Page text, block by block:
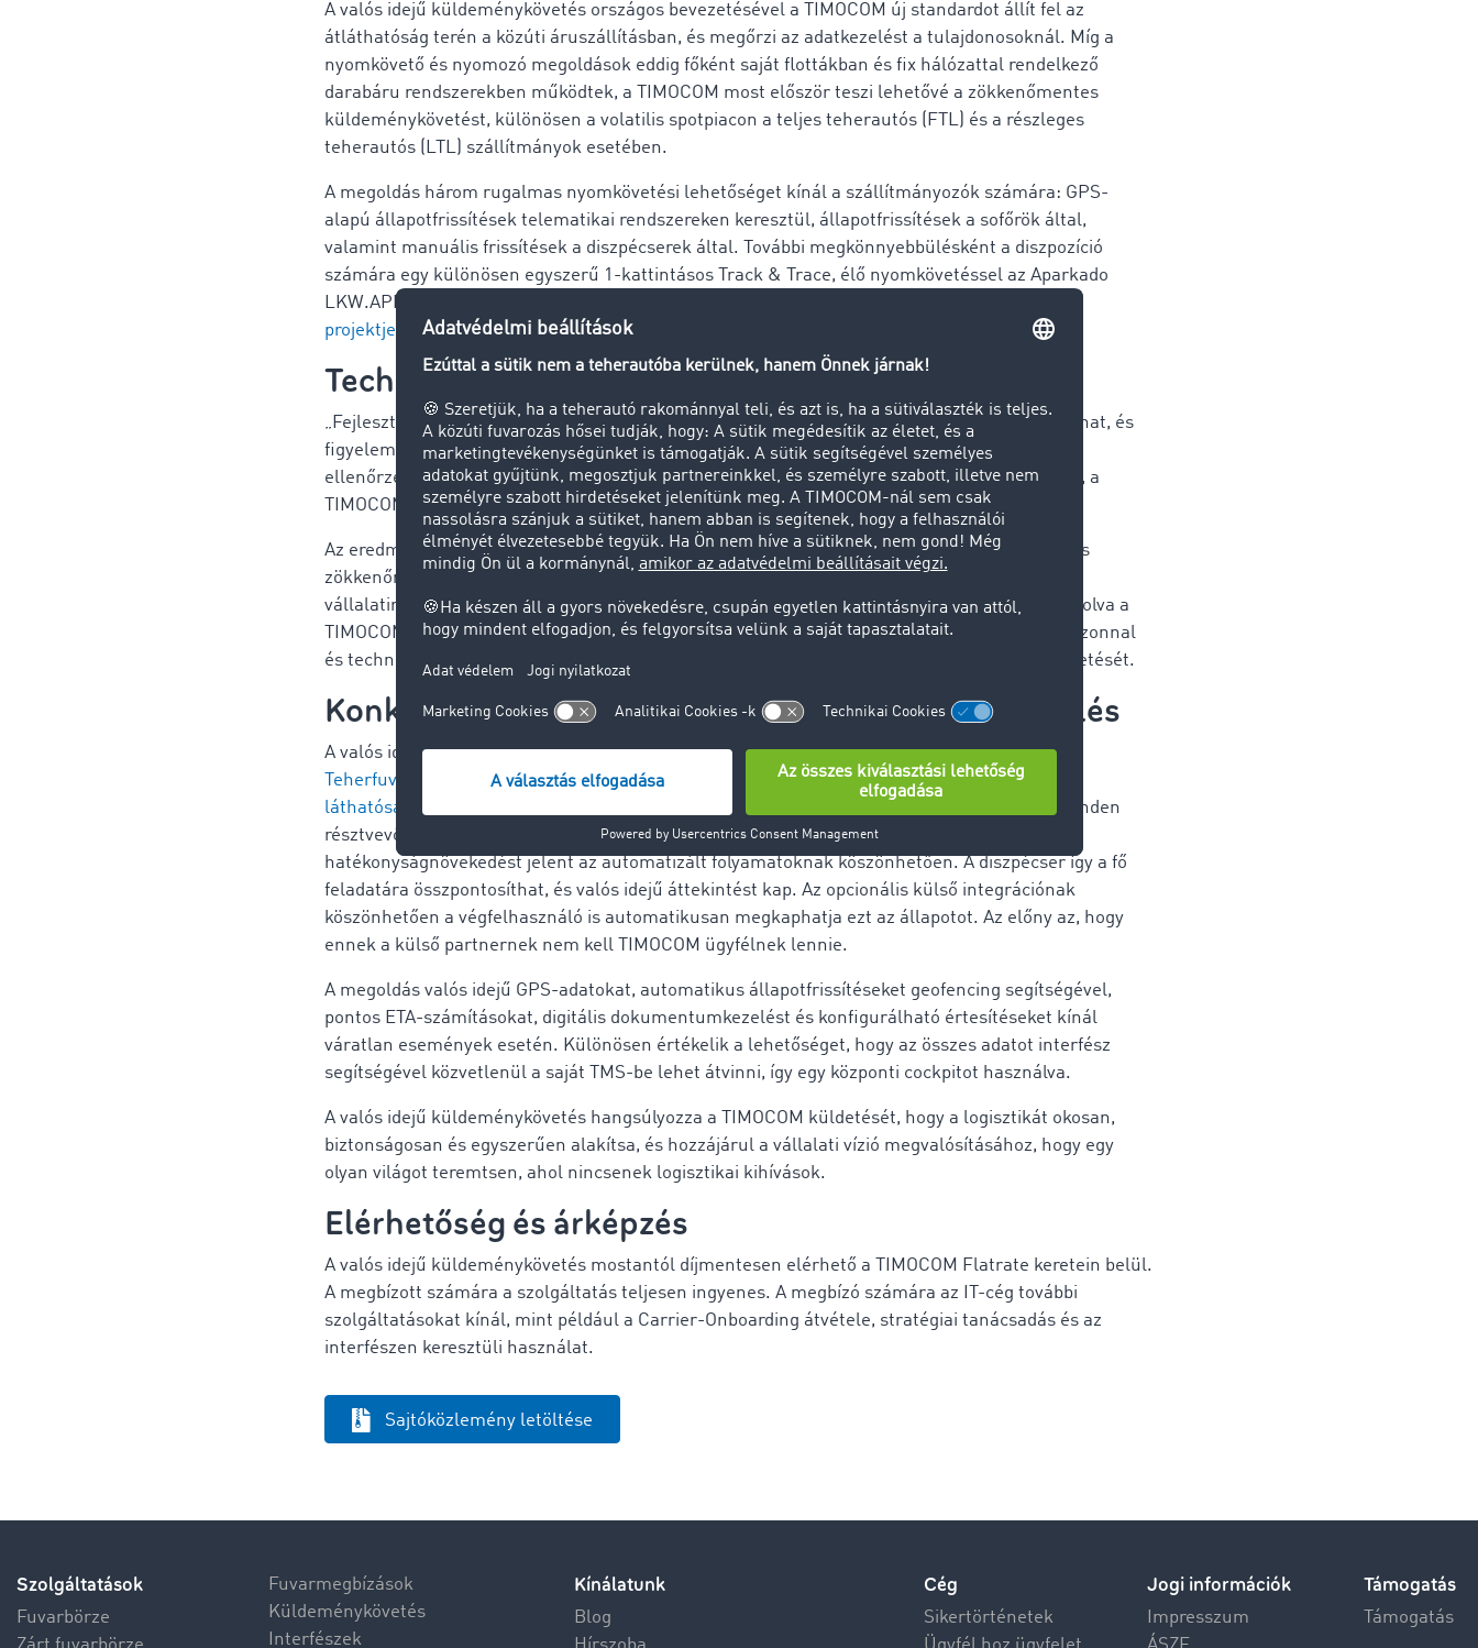
A valós idejű küldeménykövetés országos bevezetésével a TIMOCOM új standardot állít fel az
átláthatóság terén a közúti áruszállításban, és megőrzi az adatkezelést a tulajdonosoknál. Míg a
nyomkövető és nyomozó megoldások eddig főként saját flottákban és fix hálózattal rendelkező
darabáru rendszerekben működtek, a TIMOCOM most először teszi lehetővé a zökkenőmentes
küldeménykövetést, különösen a volatilis spotpiacon a teljes teherautós (FTL) és a részleges
teherautós (LTL) szállítmányok esetében.
A megoldás három rugalmas nyomkövetési lehetőséget kínál a szállítmányozók számára: GPS-
alapú állapotfrissítések telematikai rendszereken keresztül, állapotfrissítések a sofőrök által,
valamint manuális frissítések a diszpécserek által. További megkönnyebbülésként a diszpozíció
számára egy különösen egyszerű 1-kattintásos Track & Trace, élő nyomkövetéssel az Aparkado
LKW.APP-jén keresztül van tervben. Ez a TIMOCOM és Aparkado
projektje.
.
Technikai kihívások sikeresen megoldva
„Fejlesztenünk kellett egy olyan megoldást, amelyet ad hoc több mint 55.000 ügyfél használhat, és
figyelembe veszi a megbízó és a megbízott egyedi igényeit: elsősorban az adatok feletti
ellenőrzésnek a fuvarozóknál kell lennie minden pillanatban" - magyarázza Philipp Schmidt, a
TIMOCOM stratégiai termékmenedzsere.
Az eredmény egy felhasználóbarát megoldás legyen, amely önálló megoldásként működik, és
zökkenőmentesen integrálható a meglévő szállítási menedzsment rendszerekbe (TMS) és
vállalatirányítási rendszerekbe (ERP). Ezen kívül 299 telematikai szolgáltató van összekapcsolva a
TIMOCOM Marketplace-szel, és elérhetők a valós idejű küldeménykövetéshez. A megbízók azonnal
és technikai integrációs erőfeszítés nélkül kezdhetik a fuvarozók megbízását és nyomon követését.
Konkrét ügyfélhaszon: akár 25% hatékonyságnövelés
A valós idejű küldeménykövetést 2023-ban vezette be a TIMOCOM, és azótaa Szövetségi
Teherfuvarozási, Logisztikai és Hulladékkezelési Szövetség (BGL) által preferált valós idejű
láthatósági megoldásként ajánlják
. Azóta bizonyította, hogy mérhető előnyöket nyújt minden
résztvevő számára a szállítási folyamatban. Csak a diszpozíció terén ez 25%-os
hatékonyságnövekedést jelent az automatizált folyamatoknak köszönhetően. A diszpécser így a fő
feladatára összpontosíthat, és valós idejű áttekintést kap. Az opcionális külső integrációnak
köszönhetően a végfelhasználó is automatikusan megkaphatja ezt az állapotot. Az előny az, hogy
ennek a külső partnernek nem kell TIMOCOM ügyfélnek lennie.
A megoldás valós idejű GPS-adatokat, automatikus állapotfrissítéseket geofencing segítségével,
pontos ETA-számításokat, digitális dokumentumkezelést és konfigurálható értesítéseket kínál
váratlan események esetén. Különösen értékelik a lehetőséget, hogy az összes adatot interfész
segítségével közvetlenül a saját TMS-be lehet átvinni, így egy központi cockpitot használva.
A valós idejű küldeménykövetés hangsúlyozza a TIMOCOM küldetését, hogy a logisztikát okosan,
biztonságosan és egyszerűen alakítsa, és hozzájárul a vállalati vízió megvalósításához, hogy egy
olyan világot teremtsen, ahol nincsenek logisztikai kihívások.
Elérhetőség és árképzés
A valós idejű küldeménykövetés mostantól díjmentesen elérhető a TIMOCOM Flatrate keretein belül.
A megbízott számára a szolgáltatás teljesen ingyenes. A megbízó számára az IT-cég további
szolgáltatásokat kínál, mint például a Carrier-Onboarding átvétele, stratégiai tanácsadás és az
interfészen keresztüli használat.
Sajtóközlemény letöltése
Szolgáltatások
Fuvarbörze
Fuvarmegbízások
Küldeménykövetés
Interfészek
Kínálatunk
Blog
Cég
Sikertörténetek
Jogi információk
Impresszum
Támogatás
Támogatás